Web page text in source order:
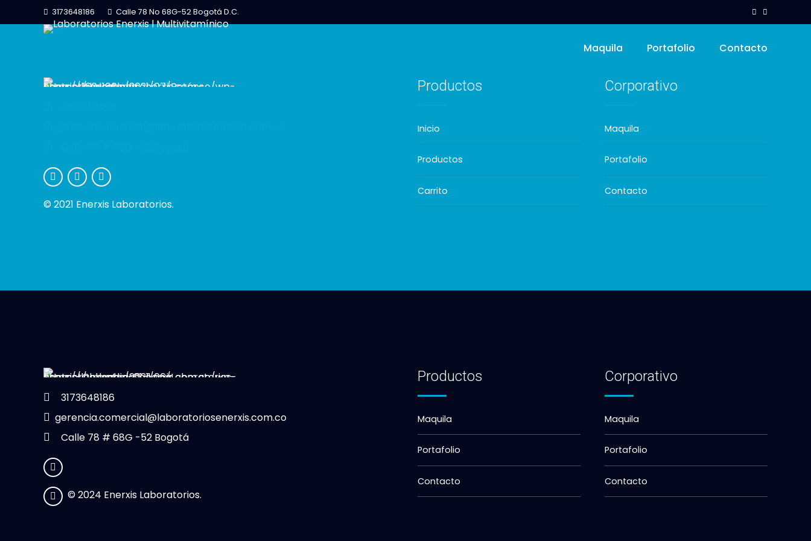
3173648186 Calle 78 No 68G-52 Bogotá D.C.
Maquila Portafolio Contacto
© 2021 Enerxis Laboratorios.
Productos
Inicio
Productos
Carrito
Corporativo
Maquila
Portafolio
Contacto
3173648186
gerencia.comercial@laboratoriosenerxis.com.co
Calle 78 # 68G -52 Bogotá
© 2024 Enerxis Laboratorios.
Productos
Maquila
Portafolio
Contacto
Corporativo
Maquila
Portafolio
Contacto